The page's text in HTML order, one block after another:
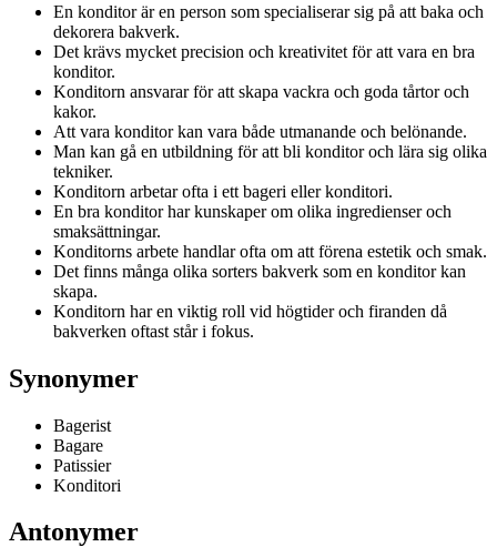
En konditor är en person som specialiserar sig på att baka och
dekorera bakverk.
Det krävs mycket precision och kreativitet för att vara en bra
konditor.
Konditorn ansvarar för att skapa vackra och goda tårtor och
kakor.
Att vara konditor kan vara både utmanande och belönande.
Man kan gå en utbildning för att bli konditor och lära sig olika
tekniker.
Konditorn arbetar ofta i ett bageri eller konditori.
En bra konditor har kunskaper om olika ingredienser och
smaksättningar.
Konditorns arbete handlar ofta om att förena estetik och smak.
Det finns många olika sorters bakverk som en konditor kan
skapa.
Konditorn har en viktig roll vid högtider och firanden då
bakverken oftast står i fokus.
Synonymer
Bagerist
Bagare
Patissier
Konditori
Antonymer